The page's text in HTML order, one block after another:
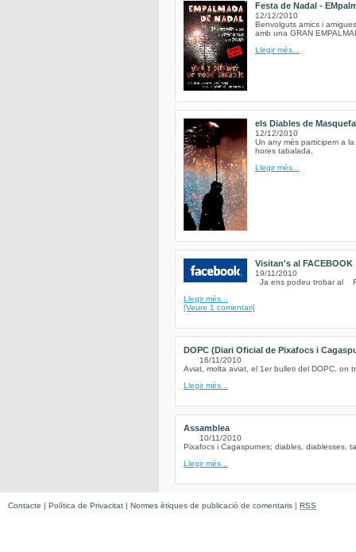
Festa de Nadal -
12/12/2010
Benvolguts amics i
amb una GRAN
Llegir més...
els Diables de
12/12/2010
Un any més participem a
hores tabalada,
Llegir més...
Visitan's al FACEBOOK
19/11/2010
Ja ens podeu trobar al
Llegir més...
[Veure 1 comentari]
DOPC (Diari Oficial de Pixafocs i
16/11/2010
Aviat, molta aviat, el 1er bulleti del DOPC, on
Llegir més...
Assamblea
10/11/2010
Pixafocs i Cagaspurnes; diables, diablesses,
Llegir més...
Contacte | Política de Privacitat | Normes ètiques de publicació de comentaris | RSS